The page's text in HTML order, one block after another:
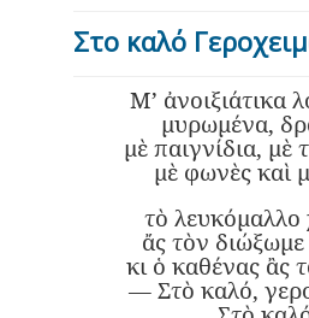
Στο καλό
Μ’ ἀνοιξιάτικα
μυρωμένα,
μὲ παιγνίδια, μὲ
μὲ φωνὲς καὶ
τὸ λευκόμαλλο
ἄς τὸν διώξωμε
κι ὁ καθένας ἂς
— Στὸ καλό,